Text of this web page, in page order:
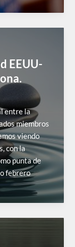
EEUU-
entre la
miembros
viendo
con la
punta de
febrero